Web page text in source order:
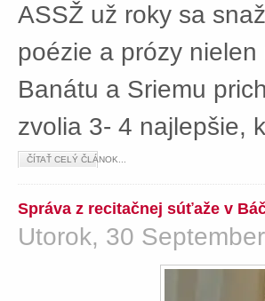
ASSŽ už roky sa
poézie a prózy
Banátu a Sriemu
zvolia 3- 4 najlepšie,
ČÍTAŤ CELÝ ČLÁNOK...
Správa z recitačnej súťaže v
Utorok, 30